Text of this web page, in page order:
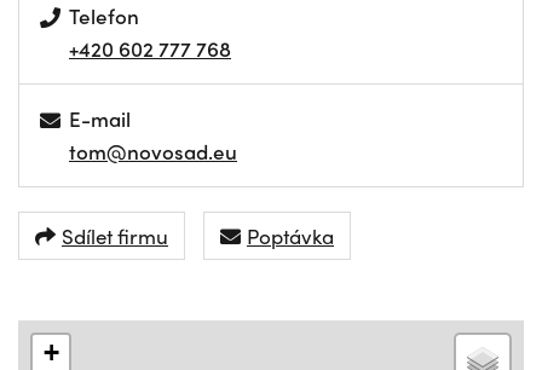
Telefon
+420 602 777 768
E-mail
tom@novosad.eu
Sdílet firmu Poptávka
+